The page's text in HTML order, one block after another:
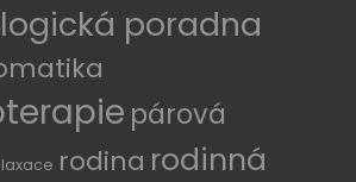
poradna
párová
rodina rodinná